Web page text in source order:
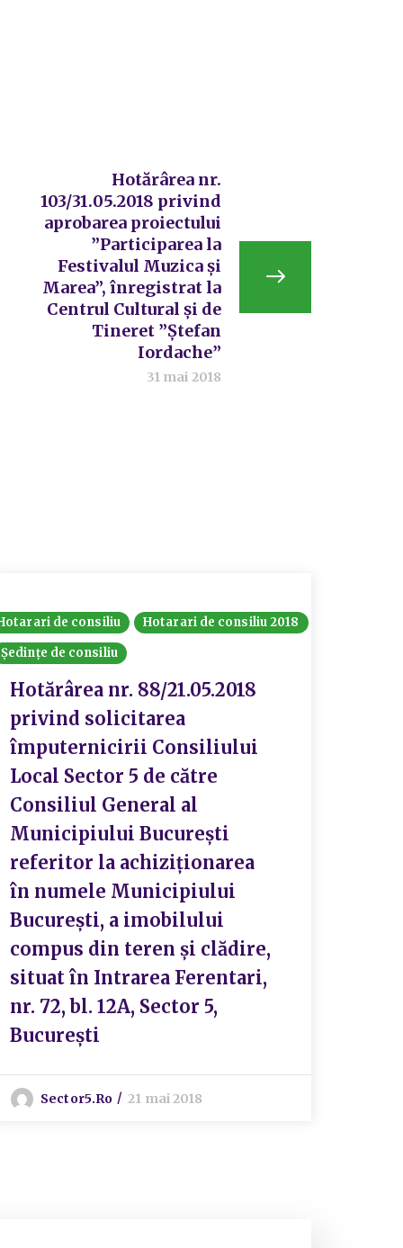
Hotărârea nr.
103/31.05.2018 privind
aprobarea proiectului
”Participarea la
Festivalul Muzica și
Marea”, înregistrat la
Centrul Cultural și de
Tineret ”Ștefan
Iordache”
31 mai 2018
de consiliu
Hotarari de consiliu 2018
Ședințe de consiliu
Hotărârea nr. 88/21.05.2018
privind solicitarea
împuternicirii Consiliului
Local Sector 5 de către
Consiliul General al
Municipiului București
referitor la achiziționarea
în numele Municipiului
București, a imobilului
compus din teren și clădire,
situat în Intrarea Ferentari,
nr. 72, bl. 12A, Sector 5,
București
Sector5.ro 21 mai 2018